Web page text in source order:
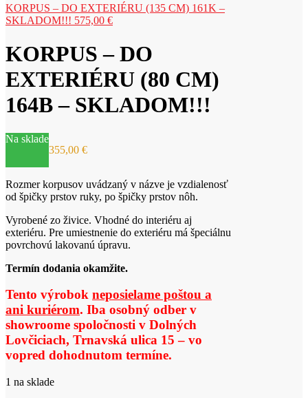
KORPUS – DO EXTERIÉRU (135 CM) 161K –
SKLADOM!!! 575,00 €
KORPUS – DO
EXTERIÉRU (80 CM)
164B – SKLADOM!!!
Na sklade
355,00 €
Rozmer korpusov uvádzaný v názve je vzdialenosť
od špičky prstov ruky, po špičky prstov nôh.
Vyrobené zo živice. Vhodné do interiéru aj
exteriéru. Pre umiestnenie do exteriéru má špeciálnu
povrchovú lakovanú úpravu.
Termín dodania okamžite.
Tento výrobok neposielame poštou a
ani kuriérom. Iba osobný odber v
showroome spoločnosti v Dolných
Lovčiciach, Trnavská ulica 15 – vo
vopred dohodnutom termíne.
1 na sklade